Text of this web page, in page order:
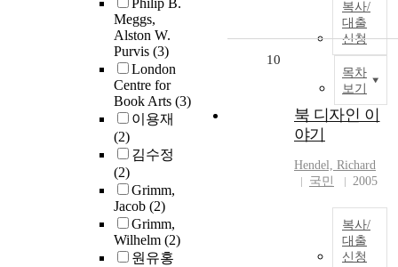
Philip B.
Meggs,
Alston W.
Purvis (3)
London
Centre for
Book Arts (3)
이용재
(2)
김수정
(2)
Grimm,
Jacob (2)
Grimm,
Wilhelm (2)
원유홍
복사/
대출
신청
목차
보기
10
북 디자인 이
야기
Hendel, Richard
국민
2005
복사/
대출
신청